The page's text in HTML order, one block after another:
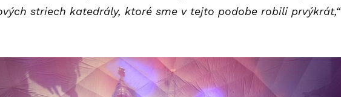
striech katedrály, ktoré sme v tejto podobe robili prvýkrát,“